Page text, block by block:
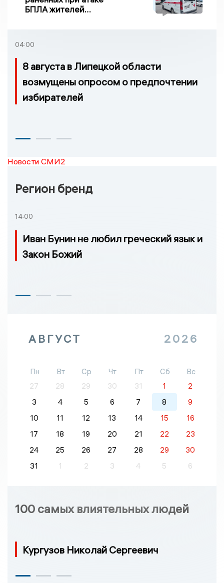
БПЛА жителей
04:00
8 августа в Липецкой области
возмущены опросом о предпочтении
избирателей
Новости СМИ2
Регион бренд
14:00
Иван Бунин не любил греческий язык и
Закон Божий
АВГУСТ 2026
Пн Вт Ср Чт Пт Сб
Вс
27
28 29 30 31 1
2
3
4 5 6 7 8
9
10
11 12 13 14 15
16
17
18 19 20 21 22
23
24
25 26 27 28 29
30
31
1 2 3 4 5 6
100 самых влиятельных людей
Кургузов Николай Сергеевич